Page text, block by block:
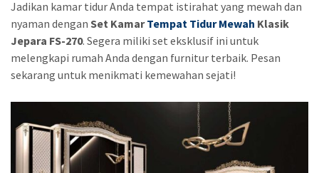
Jadikan kamar tidur Anda tempat istirahat yang mewah dan
nyaman dengan Set KamarTempat Tidur Mewah Klasik
Jepara FS-270. Segera miliki set eksklusif ini untuk
melengkapi rumah Anda dengan furnitur terbaik. Pesan
sekarang untuk menikmati kemewahan sejati!